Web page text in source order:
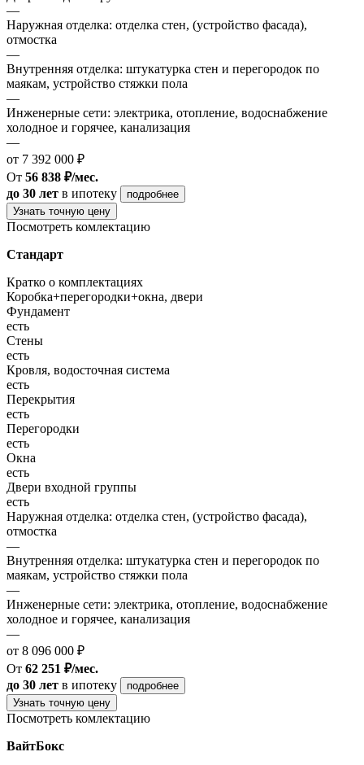
—
Наружная отделка: отделка стен, (устройство фасада),
отмостка
—
Внутренняя отделка: штукатурка стен и перегородок по
маякам, устройство стяжки пола
—
Инженерные сети: электрика, отопление, водоснабжение
холодное и горячее, канализация
—
от 7 392 000 ₽
От 56 838 ₽/мес.
до 30 лет в ипотеку
подробнее
Узнать точную цену
Посмотреть комлектацию
Стандарт
Кратко о комплектациях
Коробка+перегородки+окна, двери
Фундамент
есть
Стены
есть
Кровля, водосточная система
есть
Перекрытия
есть
Перегородки
есть
Окна
есть
Двери входной группы
есть
Наружная отделка: отделка стен, (устройство фасада),
отмостка
—
Внутренняя отделка: штукатурка стен и перегородок по
маякам, устройство стяжки пола
—
Инженерные сети: электрика, отопление, водоснабжение
холодное и горячее, канализация
—
от 8 096 000 ₽
От 62 251 ₽/мес.
до 30 лет в ипотеку
подробнее
Узнать точную цену
Посмотреть комлектацию
ВайтБокс